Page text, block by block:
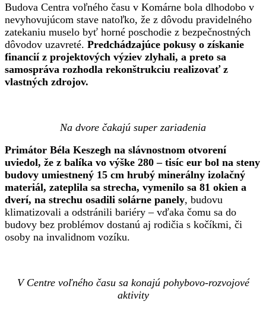
Budova Centra voľného času v Komárne bola dlhodobo v
nevyhovujúcom stave natoľko, že z dôvodu pravidelného
zatekaniu muselo byť horné poschodie z bezpečnostných
dôvodov uzavreté. Predchádzajúce pokusy o získanie
financií z projektových výziev zlyhali, a preto sa
samospráva rozhodla rekonštrukciu realizovať z
vlastných zdrojov.
Na dvore čakajú super zariadenia
Primátor Béla Keszegh na slávnostnom otvorení
uviedol, že z balíka vo výške 280 – tisíc eur bol na steny
budovy umiestnený 15 cm hrubý minerálny izolačný
materiál, zateplila sa strecha, vymenilo sa 81 okien a
dverí, na strechu osadili solárne panely, budovu
klimatizovali a odstránili bariéry – vďaka čomu sa do
budovy bez problémov dostanú aj rodičia s kočíkmi, či
osoby na invalidnom vozíku.
V Centre voľného času sa konajú pohybovo-rozvojové
aktivity